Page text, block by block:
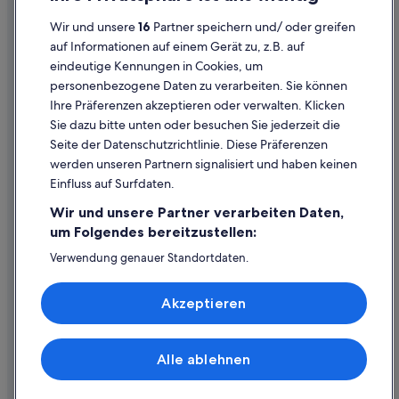
Motel One Hotels in St. Pauli
Lodges in Hamburg
Hotels mit Parkplatz in Hamburg
Hotels nahe Reeperbahn
Strand in Hamburg
Comwell Hotels in Hamburg
Maritim Hotels in Hamburg
Urlaub nur für Erwachsene in Hamburg
Hotels nahe Miniatur Wunderland
Private Ferienhäuser in Hamburg
Seaside Hotels in Hamburg
Hotels nahe Elbphilharmonie
Inhaltsrichtlinien und Melden von Inhalten
Hilfe
Hilfe
Flug stornieren
Rückerstattungsdauer
Expedia-Gutschein einlösen
Internationale Reisedokumente
© 2026 Expedia, Inc., ein Unternehmen der Expedia Group. Alle Rechte
vorbehalten. Expedia und das Expedia-Logo sind Handelsmarken oder
Wir und unsere16 Partner speichern und/ oder greifen
auf Informationen auf einem Gerät zu, z.B. auf
eindeutige Kennungen in Cookies, um
personenbezogene Daten zu verarbeiten. Sie können
Ihre Präferenzen akzeptieren oder verwalten. Klicken
Sie dazu bitte unten oder besuchen Sie jederzeit die
Seite der Datenschutzrichtlinie. Diese Präferenzen
werden unseren Partnern signalisiert und haben keinen
Einfluss auf Surfdaten.
Wir und unsere Partner verarbeiten Daten,
um Folgendes bereitzustellen:
Verwendung genauer Standortdaten.
Speichern von oder Zugriff auf Informationen auf einem
Endgerät. Personalisierte Werbung und Inhalte, Messung
von Werbeleistung und der Performance von Inhalten,
Liste der Partner (Lieferanten)
Alle ablehnen
Akzeptieren